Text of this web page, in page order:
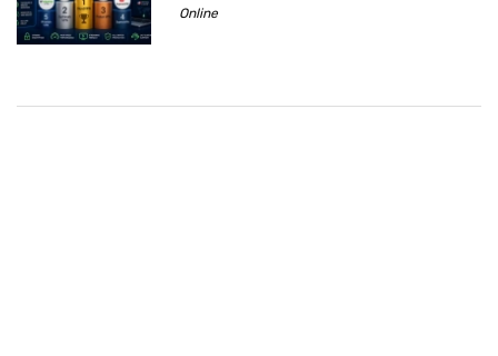
Online